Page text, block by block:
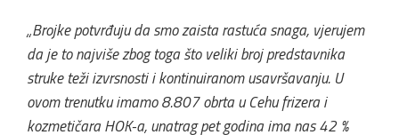
„Brojke potvrđuju da smo zaista rastuća snaga, vjerujem
da je to najviše zbog toga što veliki broj predstavnika
struke teži izvrsnosti i kontinuiranom usavršavanju. U
ovom trenutku imamo 8.807 obrta u Cehu frizera i
kozmetičara HOK-a, unatrag pet godina ima nas 42 %